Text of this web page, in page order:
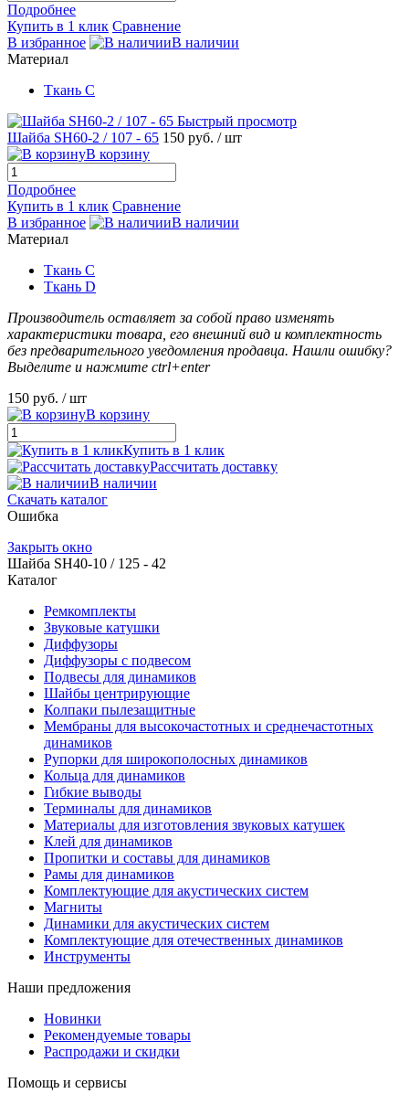
Подробнее
Купить в 1 клик Сравнение
В избранное
В наличии
Материал
Ткань С
Быстрый просмотр
Шайба SH60-2 / 107 - 65 150 руб. / шт
В корзину
Подробнее
Купить в 1 клик Сравнение
В избранное
В наличии
Материал
Ткань С
Ткань D
Производитель оставляет за собой право изменять
характеристики товара, его внешний вид и комплектность
без предварительного уведомления продавца. Нашли ошибку?
Выделите и нажмите ctrl+enter
150 руб. / шт
В корзину
Купить в 1 клик
Рассчитать доставку
В наличии
Скачать каталог
Ошибка
Закрыть окно
Шайба SH40-10 / 125 - 42
Каталог
Ремкомплекты
Звуковые катушки
Диффузоры
Диффузоры с подвесом
Подвесы для динамиков
Шайбы центрирующие
Колпаки пылезащитные
Мембраны для высокочастотных и среднечастотных
динамиков
Рупорки для широкополосных динамиков
Кольца для динамиков
Гибкие выводы
Терминалы для динамиков
Материалы для изготовления звуковых катушек
Клей для динамиков
Пропитки и составы для динамиков
Рамы для динамиков
Комплектующие для акустических систем
Магниты
Динамики для акустических систем
Комплектующие для отечественных динамиков
Инструменты
Наши предложения
Новинки
Рекомендуемые товары
Распродажи и скидки
Помощь и сервисы